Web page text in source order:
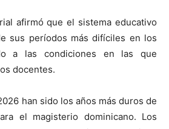
afirmó que el sistema educativo
sus períodos más difíciles en los
a las condiciones en las que
docentes.
han sido los años más duros de
el magisterio dominicano. Los